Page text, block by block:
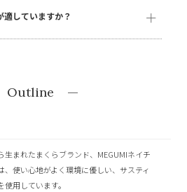
していますか？
Outline
生まれたまくらブランド、MEGUMIネイチ
、使い心地がよく環境に優しい、サスティ
使用しています。